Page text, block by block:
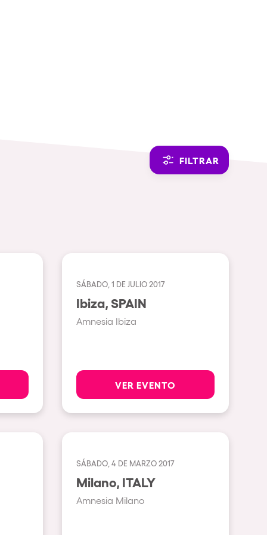
FILTRAR
TEMÁTICAS
Rowllywood
Psychrowdelic Trip
El Rowcio
Far Rowest
Sambowdromo do Brasil
SÁBADO, 1 DE JULIO 2017
Ibiza, SPAIN
Amnesia Ibiza
VER EVENTO
SÁBADO, 4 DE MARZO 2017
Milano, ITALY
Amnesia Milano